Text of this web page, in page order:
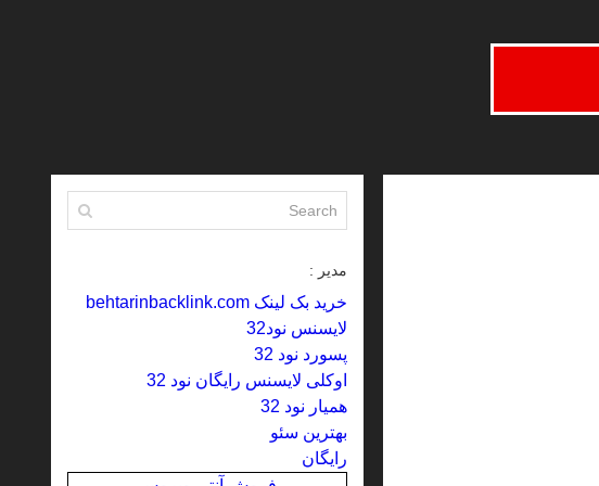
مدیر :
خرید بک لینک behtarinbacklink.com
لایسنس نود32
پسورد نود 32
اوکلی لایسنس رایگان نود 32
همیار نود 32
بهترین سئو
رایگان